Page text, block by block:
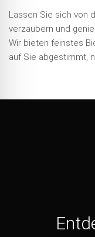
Lassen Sie sich von
verzaubern und
Wir bieten feinstes
auf Sie abgestimmt,